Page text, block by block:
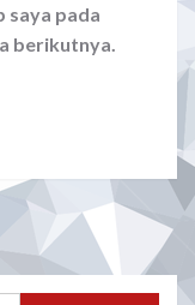
saya pada
berikutnya.